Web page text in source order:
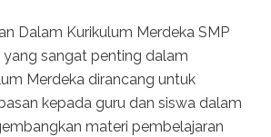
Dalam Kurikulum Merdeka SMP
yang sangat penting dalam
Merdeka dirancang untuk
kepada guru dan siswa dalam
materi pembelajaran